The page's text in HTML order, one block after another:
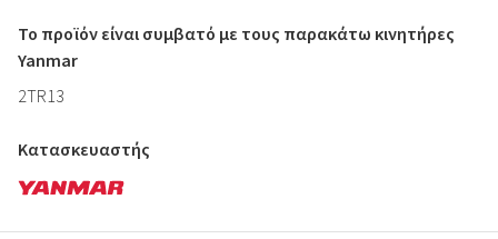
Το προϊόν είναι συμβατό με τους παρακάτω κινητήρες
Yanmar
2TR13
Κατασκευαστής